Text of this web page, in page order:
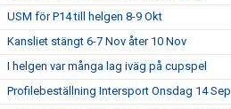
USM för P14 till helgen 8-9 Okt
Kansliet stängt 6-7 Nov åter 10 Nov
I helgen var många lag iväg på cupspel
Profilebeställning Intersport Onsdag 14 Sep